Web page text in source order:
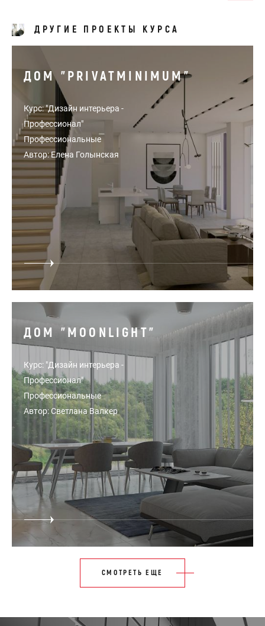
ДРУГИЕ ПРОЕКТЫ КУРСА
ДОМ "PRIVATMINIMUM"
Курс: "Дизайн интерьера -
Профессионал"
Профессиональные
Автор: Елена Голынская
ДОМ "MOONLIGHT"
Курс: "Дизайн интерьера -
Профессионал"
Профессиональные
Автор: Светлана Валкер
СМОТРЕТЬ ЕЩЕ